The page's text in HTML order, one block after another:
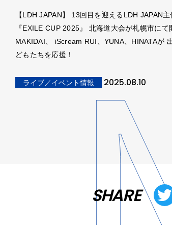
【LDH JAPAN】 13回目を迎えるLDH JAPAN
『EXILE CUP 2025』 北海道大会が札幌市に
MAKIDAI、 iScream RUI、YUNA、HINATAが
どもたちを応援！
ライブ／イベント情報 2025.08.10
SHARE